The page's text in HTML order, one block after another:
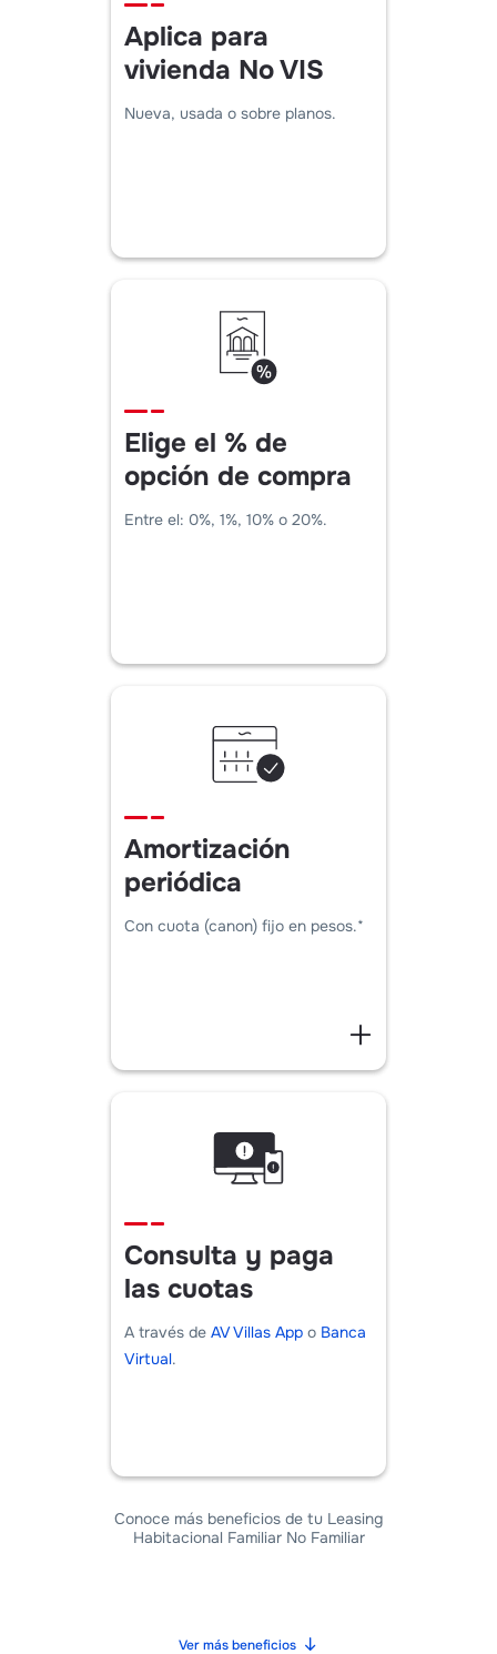
Aplica para
vivienda No VIS
Nueva, usada o sobre planos.
Elige el % de
opción de compra
Entre el: 0%, 1%, 10% o 20%.
Amortización
periódica
Con cuota (canon) fijo en pesos.*
Consulta y paga
las cuotas
A través de AV Villas App o Banca
Virtual.
Conoce más beneficios de tu Leasing
Habitacional Familiar No Familiar
Ver más beneficios